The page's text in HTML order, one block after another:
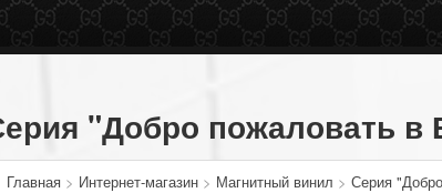
"Добро пожаловать в
Главная> Интернет-магазин> Магнитный винил > Серия